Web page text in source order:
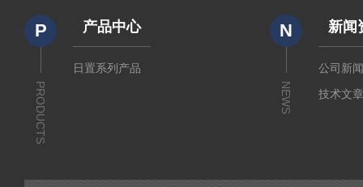
P
PRODUCTS
产品中心
日置系列产品
N
NEWS
新闻
公司新
技术文